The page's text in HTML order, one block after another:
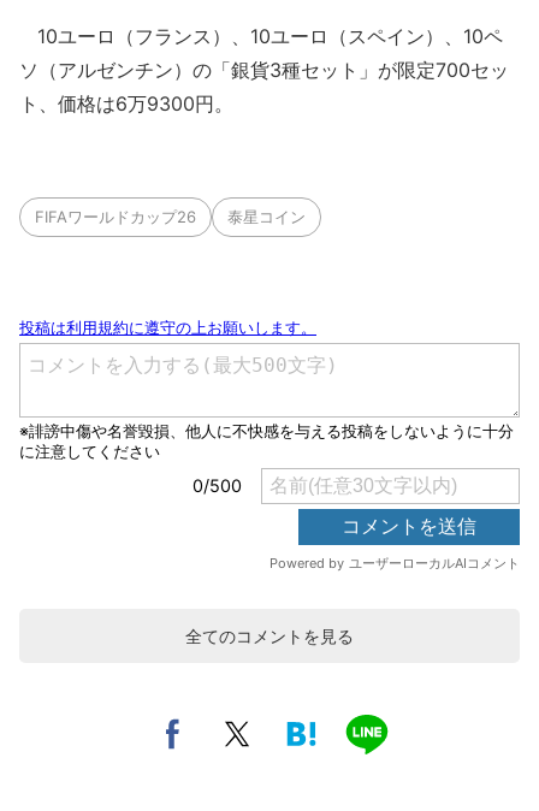
10ユーロ（フランス）、10ユーロ（スペイン）、10ペ
ソ（アルゼンチン）の「銀貨3種セット」が限定700セッ
ト、価格は6万9300円。
FIFAワールドカップ26 泰星コイン
全てのコメントを見る